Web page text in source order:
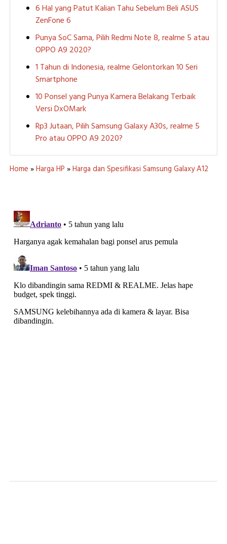
6 Hal yang Patut Kalian Tahu Sebelum Beli ASUS
ZenFone 6
Punya SoC Sama, Pilih Redmi Note 8, realme 5 atau
OPPO A9 2020?
1 Tahun di Indonesia, realme Gelontorkan 10 Seri
Smartphone
10 Ponsel yang Punya Kamera Belakang Terbaik
Versi DxOMark
Rp3 Jutaan, Pilih Samsung Galaxy A30s, realme 5
Pro atau OPPO A9 2020?
Home »Harga HP »Harga dan Spesifikasi Samsung Galaxy A12